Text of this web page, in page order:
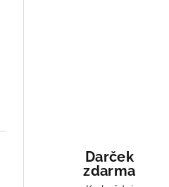
Darček
zdarma